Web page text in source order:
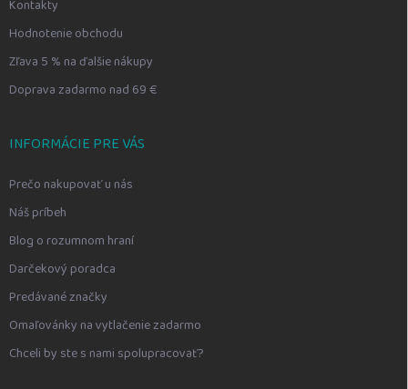
Kontakty
Hodnotenie obchodu
Zľava 5 % na ďalšie nákupy
Doprava zadarmo nad 69 €
INFORMÁCIE PRE VÁS
Prečo nakupovať u nás
Náš príbeh
Blog o rozumnom hraní
Darčekový poradca
Predávané značky
Omaľovánky na vytlačenie zadarmo
Chceli by ste s nami spolupracovať?